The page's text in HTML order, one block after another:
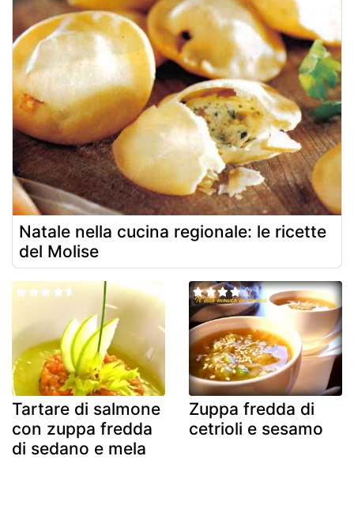
Natale nella cucina regionale: le ricette
del Molise
Tartare di salmone
con zuppa fredda
di sedano e mela
Zuppa fredda di
cetrioli e sesamo